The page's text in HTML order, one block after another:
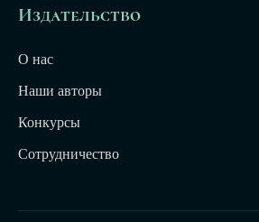
Издательство
О нас
Наши авторы
Конкурсы
Сотрудничество